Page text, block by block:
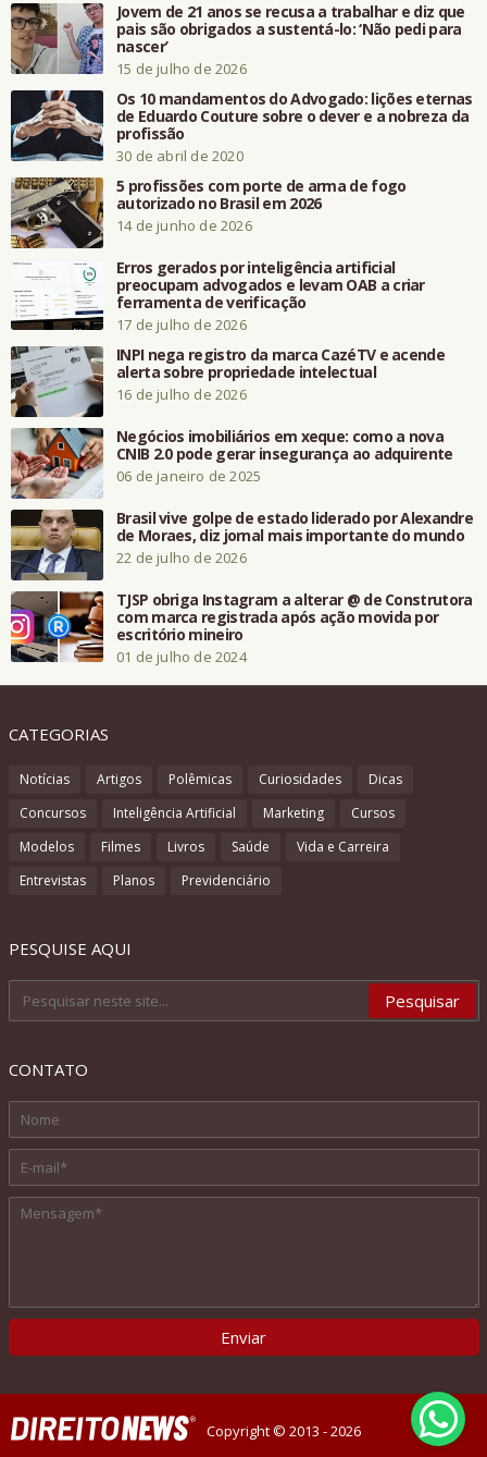
Jovem de 21 anos se recusa a trabalhar e diz que
pais são obrigados a sustentá-lo: ‘Não pedi para
nascer’
15 de julho de 2026
Os 10 mandamentos do Advogado: lições eternas
de Eduardo Couture sobre o dever e a nobreza da
profissão
30 de abril de 2020
5 profissões com porte de arma de fogo
autorizado no Brasil em 2026
14 de junho de 2026
Erros gerados por inteligência artificial
preocupam advogados e levam OAB a criar
ferramenta de verificação
17 de julho de 2026
INPI nega registro da marca CazéTV e acende
alerta sobre propriedade intelectual
16 de julho de 2026
Negócios imobiliários em xeque: como a nova
CNIB 2.0 pode gerar insegurança ao adquirente
06 de janeiro de 2025
Brasil vive golpe de estado liderado por Alexandre
de Moraes, diz jornal mais importante do mundo
22 de julho de 2026
TJSP obriga Instagram a alterar @ de Construtora
com marca registrada após ação movida por
escritório mineiro
01 de julho de 2024
CATEGORIAS
Notícias Artigos Polêmicas Curiosidades
Dicas
Concursos
Inteligência Artificial Marketing
Cursos
Modelos
Filmes Livros Saúde
Vida e Carreira
Entrevistas
Planos Previdenciário
PESQUISE AQUI
CONTATO
Copyright © 2013 - 2026